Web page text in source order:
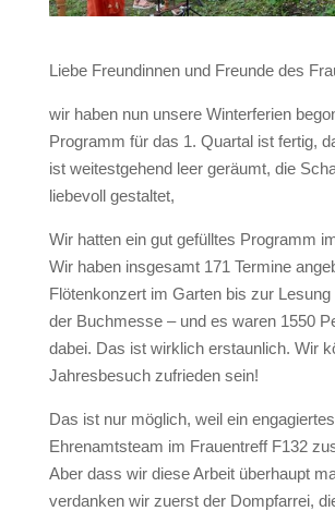
Liebe Freundinnen und Freunde des
wir haben nun unsere Winterferien
Programm für das 1. Quartal ist fertig,
ist weitestgehend leer geräumt, die
liebevoll gestaltet,
Wir hatten ein gut gefülltes Programm
Wir haben insgesamt 171 Termine
Flötenkonzert im Garten bis zur
der Buchmesse – und es waren 1550
dabei. Das ist wirklich erstaunlich. Wir
Jahresbesuch zufrieden sein!
Das ist nur möglich, weil ein engagiertes
Ehrenamtsteam im Frauentreff F132
Aber dass wir diese Arbeit überhaupt
verdanken wir zuerst der Dompfarrei,